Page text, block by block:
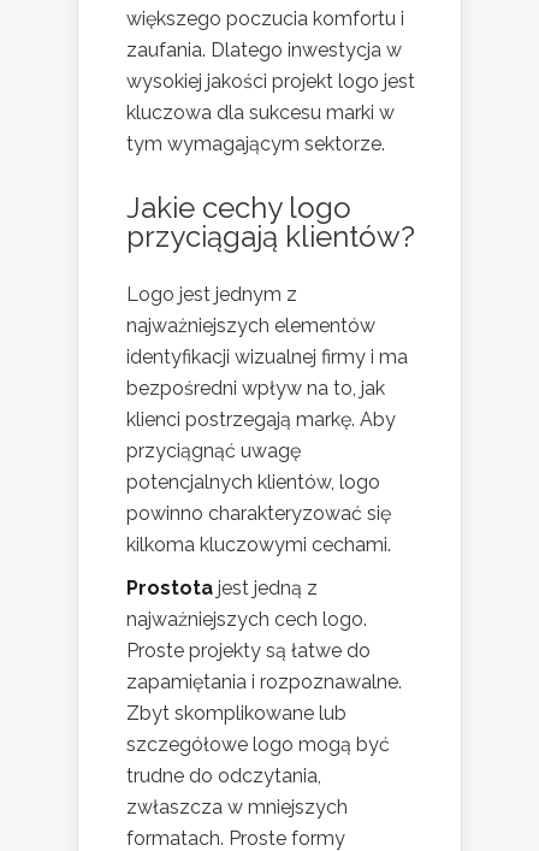
większego poczucia komfortu i
zaufania. Dlatego inwestycja w
wysokiej jakości projekt logo jest
kluczowa dla sukcesu marki w
tym wymagającym sektorze.
Jakie cechy logo
przyciągają klientów?
Logo jest jednym z
najważniejszych elementów
identyfikacji wizualnej firmy i ma
bezpośredni wpływ na to, jak
klienci postrzegają markę. Aby
przyciągnąć uwagę
potencjalnych klientów, logo
powinno charakteryzować się
kilkoma kluczowymi cechami.
Prostota jest jedną z
najważniejszych cech logo.
Proste projekty są łatwe do
zapamiętania i rozpoznawalne.
Zbyt skomplikowane lub
szczegółowe logo mogą być
trudne do odczytania,
zwłaszcza w mniejszych
formatach. Proste formy